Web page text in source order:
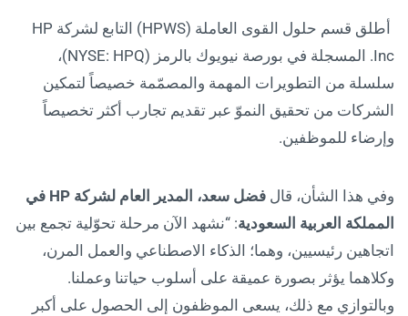
أطلق قسم حلول القوى العاملة (HPWS) التابع لشركة HP
Inc. المسجلة في بورصة نيويوك بالرمز (NYSE: HPQ)،
سلسلة من التطويرات المهمة والمصمّمة خصيصاً لتمكين
الشركات من تحقيق النموّ عبر تقديم تجارب أكثر تخصيصاً
وإرضاء للموظفين.
وفي هذا الشأن، قال فضل سعد، المدير العام لشركة HP في
المملكة العربية السعودية: “نشهد الآن مرحلة تحوّلية تجمع بين
اتجاهين رئيسيين، وهما؛ الذكاء الاصطناعي والعمل المرن،
وكلاهما يؤثر بصورة عميقة على أسلوب حياتنا وعملنا.
وبالتوازي مع ذلك، يسعى الموظفون إلى الحصول على أكبر